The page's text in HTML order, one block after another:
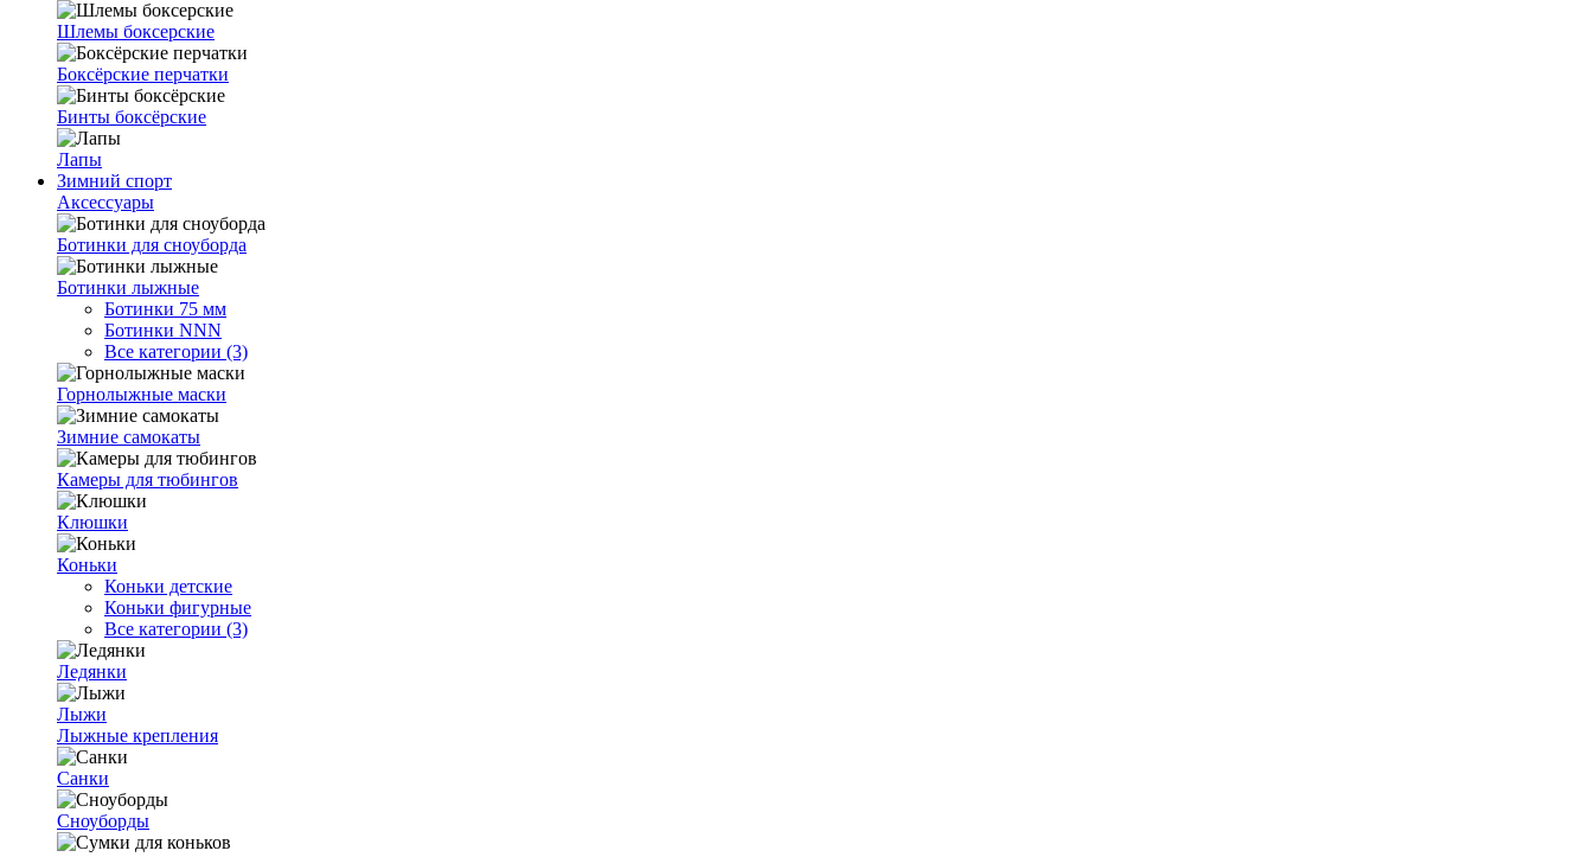
Шлемы боксерские
Боксёрские перчатки
Бинты боксёрские
Лапы
Зимний спорт
Аксессуары
Ботинки для сноуборда
Ботинки лыжные
Ботинки 75 мм
Ботинки NNN
Все категории (3)
Горнолыжные маски
Зимние самокаты
Камеры для тюбингов
Клюшки
Коньки
Коньки детские
Коньки фигурные
Все категории (3)
Ледянки
Лыжи
Лыжные крепления
Санки
Сноуборды